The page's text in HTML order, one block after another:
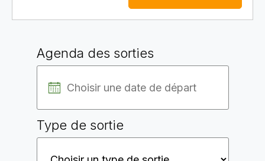
Agenda des sorties
Type de sortie